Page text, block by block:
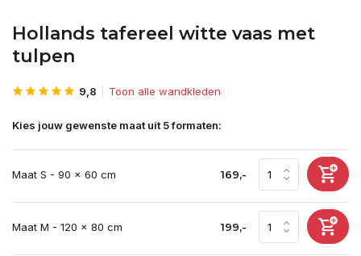
Hollands tafereel witte vaas met
tulpen
9,8 Toon alle wandkleden
Kies jouw gewenste maat uit 5 formaten:
Maat S - 90 x 60 cm 169,-
Maat M - 120 x 80 cm 199,-